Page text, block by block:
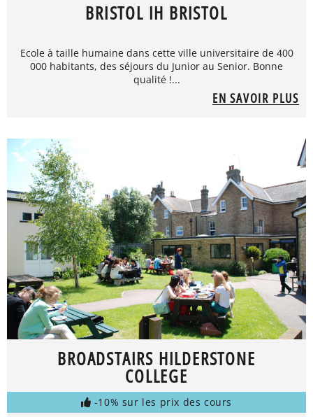
BRISTOL IH BRISTOL
Ecole à taille humaine dans cette ville universitaire de 400
000 habitants, des séjours du Junior au Senior. Bonne
qualité !...
EN SAVOIR PLUS
BROADSTAIRS HILDERSTONE
COLLEGE
-10% sur les prix des cours